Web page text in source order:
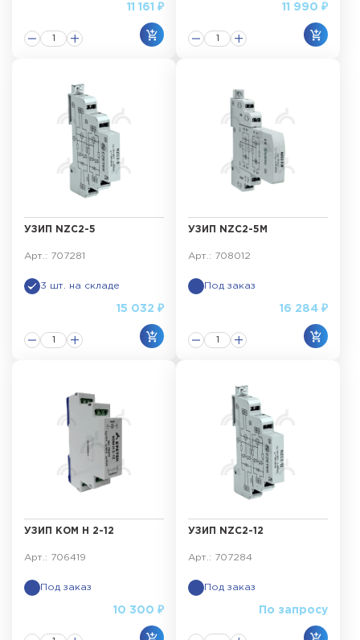
11 161 ₽ 11 990 ₽
УЗИП NZC2-5
Арт.: 707281
3 шт. на складе
15 032 ₽
УЗИП NZC2-5M
Арт.: 708012
Под заказ
16 284 ₽
УЗИП КОМ Н 2-12
Арт.: 706419
Под заказ
10 300 ₽
УЗИП NZC2-12
Арт.: 707284
Под заказ
По запросу